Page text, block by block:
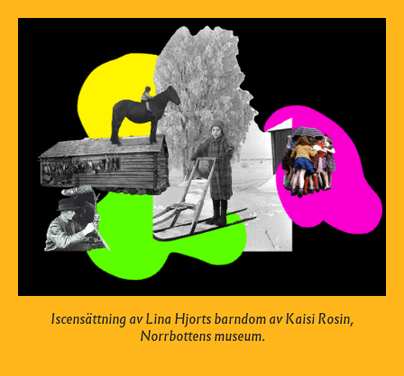
Iscensättning av Lina Hjorts barndom av Kaisi Rosin,
Norrbottens museum.